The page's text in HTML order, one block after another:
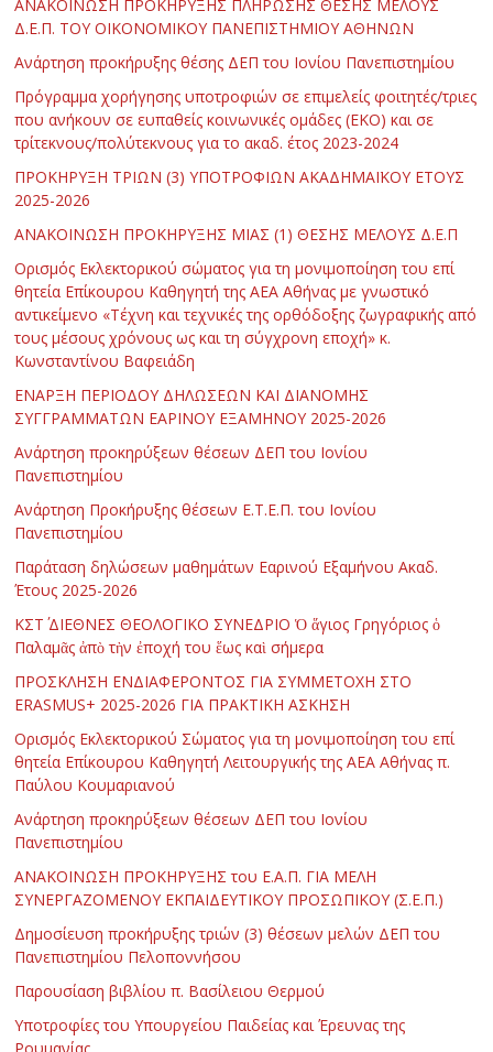
ΑΝΑΚΟΙΝΩΣΗ ΠΡΟΚΗΡΥΞΗΣ ΠΛΗΡΩΣΗΣ ΘΕΣΗΣ ΜΕΛΟΥΣ
Δ.Ε.Π. ΤΟΥ ΟΙΚΟΝΟΜΙΚΟΥ ΠΑΝΕΠΙΣΤΗΜΙΟΥ ΑΘΗΝΩΝ
Ανάρτηση προκήρυξης θέσης ΔΕΠ του Ιονίου Πανεπιστημίου
Πρόγραμμα χορήγησης υποτροφιών σε επιμελείς φοιτητές/τριες
που ανήκουν σε ευπαθείς κοινωνικές ομάδες (ΕΚΟ) και σε
τρίτεκνους/πολύτεκνους για το ακαδ. έτος 2023-2024
ΠΡΟΚΗΡΥΞΗ ΤΡΙΩΝ (3) ΥΠΟΤΡΟΦΙΩΝ ΑΚΑΔΗΜΑΪΚΟΥ ΕΤΟΥΣ
2025-2026
ΑΝΑΚΟΙΝΩΣΗ ΠΡΟΚΗΡΥΞΗΣ ΜΙΑΣ (1) ΘΕΣΗΣ ΜΕΛΟΥΣ Δ.Ε.Π
Ορισμός Εκλεκτορικού σώματος για τη μονιμοποίηση του επί
θητεία Επίκουρου Καθηγητή της ΑΕΑ Αθήνας με γνωστικό
αντικείμενο «Τέχνη και τεχνικές της ορθόδοξης ζωγραφικής από
τους μέσους χρόνους ως και τη σύγχρονη εποχή» κ.
Κωνσταντίνου Βαφειάδη
ΕΝΑΡΞΗ ΠΕΡΙΟΔΟΥ ΔΗΛΩΣΕΩΝ ΚΑΙ ΔΙΑΝΟΜΗΣ
ΣΥΓΓΡΑΜΜΑΤΩΝ ΕΑΡΙΝΟΥ ΕΞΑΜΗΝΟΥ 2025-2026
Ανάρτηση προκηρύξεων θέσεων ΔΕΠ του Ιονίου
Πανεπιστημίου
Ανάρτηση Προκήρυξης θέσεων Ε.Τ.Ε.Π. του Ιονίου
Πανεπιστημίου
Παράταση δηλώσεων μαθημάτων Εαρινού Εξαμήνου Ακαδ.
Έτους 2025-2026
ΚΣΤ΄ ΔΙΕΘΝΕΣ ΘΕΟΛΟΓΙΚΟ ΣΥΝΕΔΡΙΟ Ὁ ἅγιος Γρηγόριος ὁ
Παλαμᾶς ἀπὸ τὴν ἐποχή του ἕως καὶ σήμερα
ΠΡΟΣΚΛΗΣΗ ΕΝΔΙΑΦΕΡΟΝΤΟΣ ΓΙΑ ΣΥΜΜΕΤΟΧΗ ΣΤΟ
ERASMUS+ 2025-2026 ΓΙΑ ΠΡΑΚΤΙΚΗ ΑΣΚΗΣΗ
Ορισμός Εκλεκτορικού Σώματος για τη μονιμοποίηση του επί
θητεία Επίκουρου Καθηγητή Λειτουργικής της ΑΕΑ Αθήνας π.
Παύλου Κουμαριανού
Ανάρτηση προκηρύξεων θέσεων ΔΕΠ του Ιονίου
Πανεπιστημίου
ΑΝΑΚΟΙΝΩΣΗ ΠΡΟΚΗΡΥΞΗΣ του Ε.Α.Π. ΓΙΑ ΜΕΛΗ
ΣΥΝΕΡΓΑΖΟΜΕΝΟΥ ΕΚΠΑΙΔΕΥΤΙΚΟΥ ΠΡΟΣΩΠΙΚΟΥ (Σ.Ε.Π.)
Δημοσίευση προκήρυξης τριών (3) θέσεων μελών ΔΕΠ του
Πανεπιστημίου Πελοποννήσου
Παρουσίαση βιβλίου π. Βασίλειου Θερμού
Υποτροφίες του Υπουργείου Παιδείας και Έρευνας της